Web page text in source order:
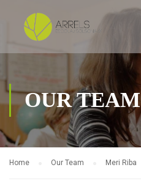
OUR TEAM
Home Our Team Meri Riba